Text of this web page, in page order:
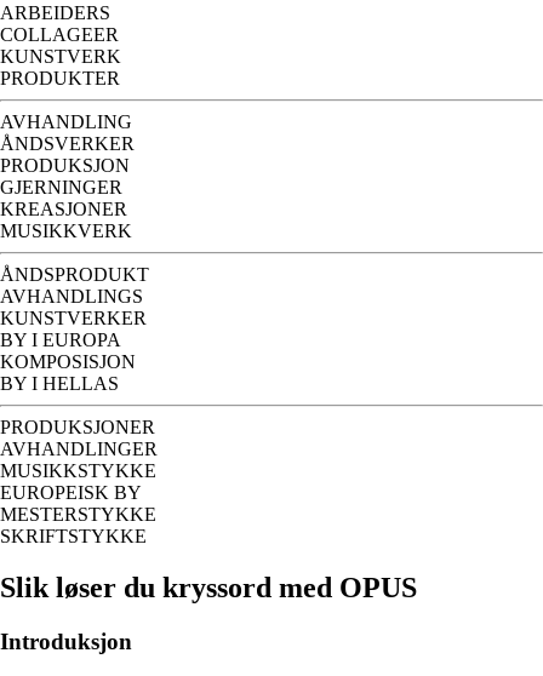
ARBEIDERS
COLLAGEER
KUNSTVERK
PRODUKTER
AVHANDLING
ÅNDSVERKER
PRODUKSJON
GJERNINGER
KREASJONER
MUSIKKVERK
ÅNDSPRODUKT
AVHANDLINGS
KUNSTVERKER
BY I EUROPA
KOMPOSISJON
BY I HELLAS
PRODUKSJONER
AVHANDLINGER
MUSIKKSTYKKE
EUROPEISK BY
MESTERSTYKKE
SKRIFTSTYKKE
Slik løser du kryssord med OPUS
Introduksjon